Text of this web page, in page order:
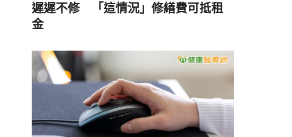
遲遲不修 「這情況」修繕費可抵租
金